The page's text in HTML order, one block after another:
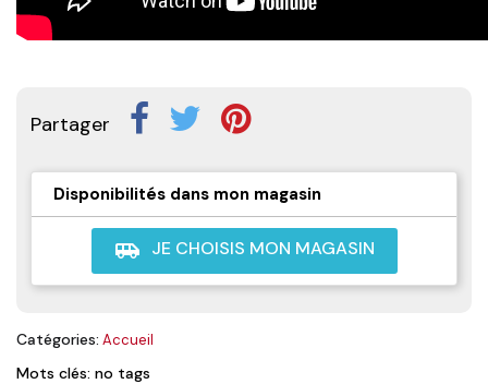
Partager
Disponibilités dans mon magasin
airport_shuttle JE CHOISIS MON MAGASIN
Catégories: Accueil
Mots clés: no tags